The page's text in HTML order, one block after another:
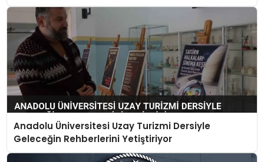
Anadolu Üniversitesi Uzay Turizmi Dersiyle
Geleceğin Rehberlerini Yetiştiriyor